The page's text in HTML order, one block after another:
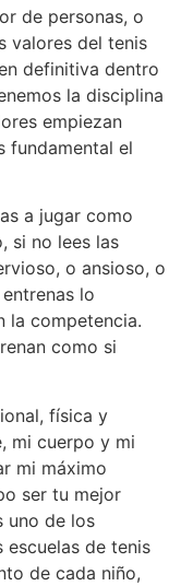
de personas, o
valores del tenis
definitiva dentro
la disciplina
empiezan
fundamental el
a jugar como
si no lees las
o ansioso, o
lo
la competencia.
como si
física y
mi cuerpo y mi
mi máximo
ser tu mejor
uno de los
escuelas de tenis
de cada niño,